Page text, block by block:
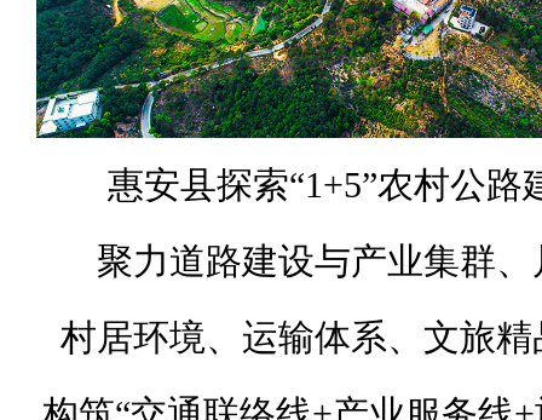
惠安县探索“1+5”农村公路
聚力道路建设与产业集群
村居环境、运输体系、文旅